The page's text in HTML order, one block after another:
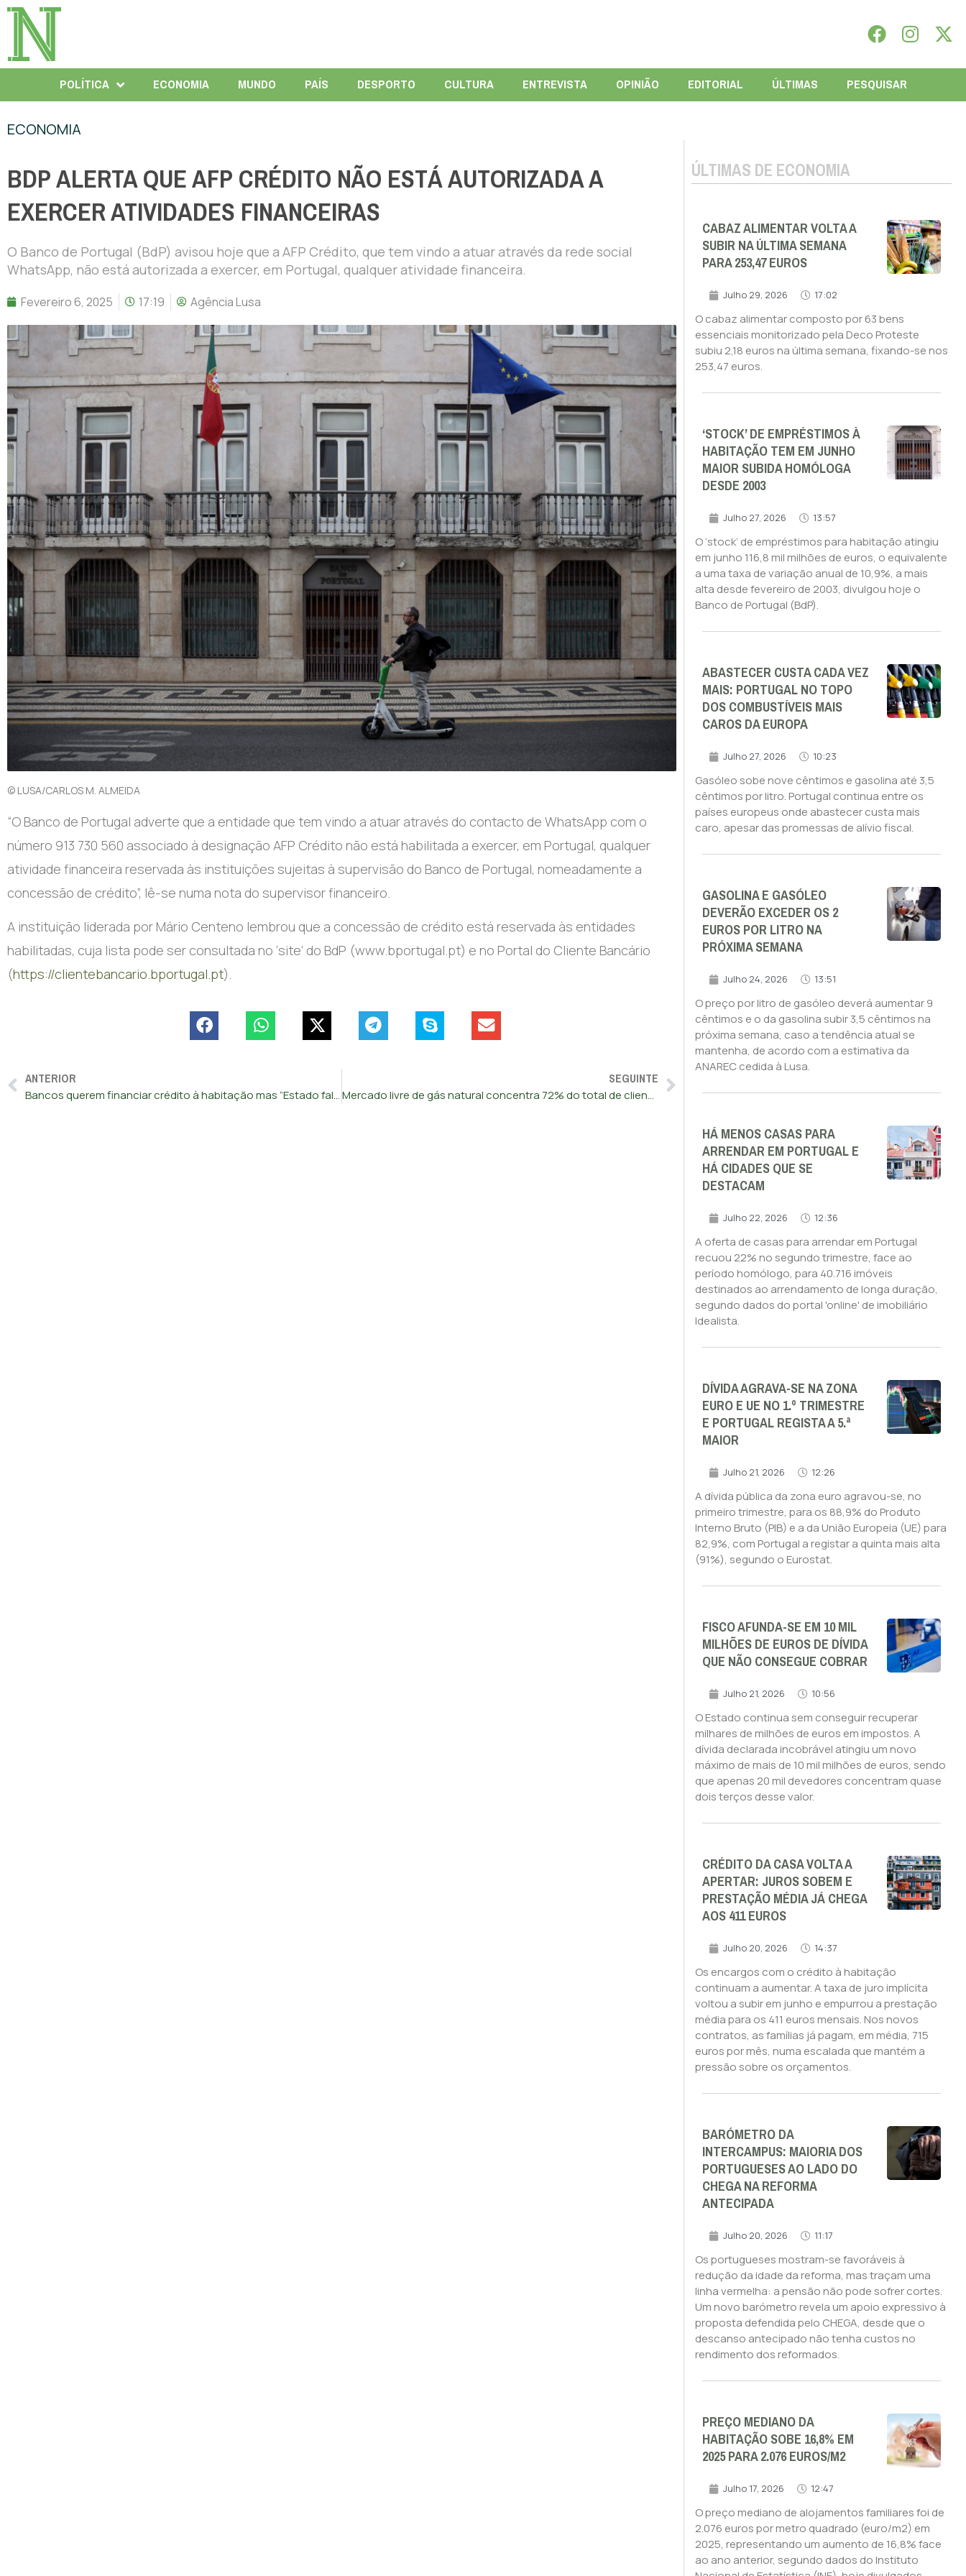
POLÍTICA ECONOMIA MUNDO PAÍS DESPORTO CULTURA ENTREVISTA OPINIÃO EDITORIAL ÚLTIMAS PESQUISAR
ECONOMIA
BDP ALERTA QUE AFP CRÉDITO NÃO ESTÁ AUTORIZADA A
EXERCER ATIVIDADES FINANCEIRAS
O Banco de Portugal (BdP) avisou hoje que a AFP Crédito, que tem vindo a atuar através da rede social
WhatsApp, não está autorizada a exercer, em Portugal, qualquer atividade financeira.
Fevereiro 6, 2025 17:19 Agência Lusa
© LUSA/CARLOS M. ALMEIDA
“O Banco de Portugal adverte que a entidade que tem vindo a atuar através do contacto de WhatsApp com o
número 913 730 560 associado à designação AFP Crédito não está habilitada a exercer, em Portugal, qualquer
atividade financeira reservada às instituições sujeitas à supervisão do Banco de Portugal, nomeadamente a
concessão de crédito”, lê-se numa nota do supervisor financeiro.
A instituição liderada por Mário Centeno lembrou que a concessão de crédito está reservada às entidades
habilitadas, cuja lista pode ser consultada no ‘site’ do BdP (www.bportugal.pt) e no Portal do Cliente Bancário
(https://clientebancario.bportugal.pt).
ANTERIOR
Bancos querem financiar crédito à habitação mas “Estado falhou em criar políticas”
SEGUINTE
Mercado livre de gás natural concentra 72% do total de clientes em 2024
ÚLTIMAS DE ECONOMIA
CABAZ ALIMENTAR VOLTA A
SUBIR NA ÚLTIMA SEMANA
PARA 253,47 EUROS
Julho 29, 2026 17:02
O cabaz alimentar composto por 63 bens
essenciais monitorizado pela Deco Proteste
subiu 2,18 euros na última semana, fixando-se nos
253,47 euros.
‘STOCK’ DE EMPRÉSTIMOS À
HABITAÇÃO TEM EM JUNHO
MAIOR SUBIDA HOMÓLOGA
DESDE 2003
Julho 27, 2026 13:57
O ‘stock’ de empréstimos para habitação atingiu
em junho 116,8 mil milhões de euros, o equivalente
a uma taxa de variação anual de 10,9%, a mais
alta desde fevereiro de 2003, divulgou hoje o
Banco de Portugal (BdP).
ABASTECER CUSTA CADA VEZ
MAIS: PORTUGAL NO TOPO
DOS COMBUSTÍVEIS MAIS
CAROS DA EUROPA
Julho 27, 2026 10:23
Gasóleo sobe nove cêntimos e gasolina até 3,5
cêntimos por litro. Portugal continua entre os
países europeus onde abastecer custa mais
caro, apesar das promessas de alívio fiscal.
GASOLINA E GASÓLEO
DEVERÃO EXCEDER OS 2
EUROS POR LITRO NA
PRÓXIMA SEMANA
Julho 24, 2026 13:51
O preço por litro de gasóleo deverá aumentar 9
cêntimos e o da gasolina subir 3,5 cêntimos na
próxima semana, caso a tendência atual se
mantenha, de acordo com a estimativa da
ANAREC cedida à Lusa.
HÁ MENOS CASAS PARA
ARRENDAR EM PORTUGAL E
HÁ CIDADES QUE SE
DESTACAM
Julho 22, 2026 12:36
A oferta de casas para arrendar em Portugal
recuou 22% no segundo trimestre, face ao
período homólogo, para 40.716 imóveis
destinados ao arrendamento de longa duração,
segundo dados do portal 'online' de imobiliário
Idealista.
DÍVIDA AGRAVA-SE NA ZONA
EURO E UE NO 1.º TRIMESTRE
E PORTUGAL REGISTA A 5.ª
MAIOR
Julho 21, 2026 12:26
A dívida pública da zona euro agravou-se, no
primeiro trimestre, para os 88,9% do Produto
Interno Bruto (PIB) e a da União Europeia (UE) para
82,9%, com Portugal a registar a quinta mais alta
(91%), segundo o Eurostat.
FISCO AFUNDA-SE EM 10 MIL
MILHÕES DE EUROS DE DÍVIDA
QUE NÃO CONSEGUE COBRAR
Julho 21, 2026 10:56
O Estado continua sem conseguir recuperar
milhares de milhões de euros em impostos. A
dívida declarada incobrável atingiu um novo
máximo de mais de 10 mil milhões de euros, sendo
que apenas 20 mil devedores concentram quase
dois terços desse valor.
CRÉDITO DA CASA VOLTA A
APERTAR: JUROS SOBEM E
PRESTAÇÃO MÉDIA JÁ CHEGA
AOS 411 EUROS
Julho 20, 2026 14:37
Os encargos com o crédito à habitação
continuam a aumentar. A taxa de juro implícita
voltou a subir em junho e empurrou a prestação
média para os 411 euros mensais. Nos novos
contratos, as famílias já pagam, em média, 715
euros por mês, numa escalada que mantém a
pressão sobre os orçamentos.
BARÓMETRO DA
INTERCAMPUS: MAIORIA DOS
PORTUGUESES AO LADO DO
CHEGA NA REFORMA
ANTECIPADA
Julho 20, 2026 11:17
Os portugueses mostram-se favoráveis à
redução da idade da reforma, mas traçam uma
linha vermelha: a pensão não pode sofrer cortes.
Um novo barómetro revela um apoio expressivo à
proposta defendida pelo CHEGA, desde que o
descanso antecipado não tenha custos no
rendimento dos reformados.
PREÇO MEDIANO DA
HABITAÇÃO SOBE 16,8% EM
2025 PARA 2.076 EUROS/M2
Julho 17, 2026 12:47
O preço mediano de alojamentos familiares foi de
2.076 euros por metro quadrado (euro/m2) em
2025, representando um aumento de 16,8% face
ao ano anterior, segundo dados do Instituto